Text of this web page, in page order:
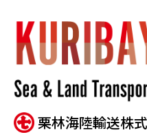
栗林海陸輸送株